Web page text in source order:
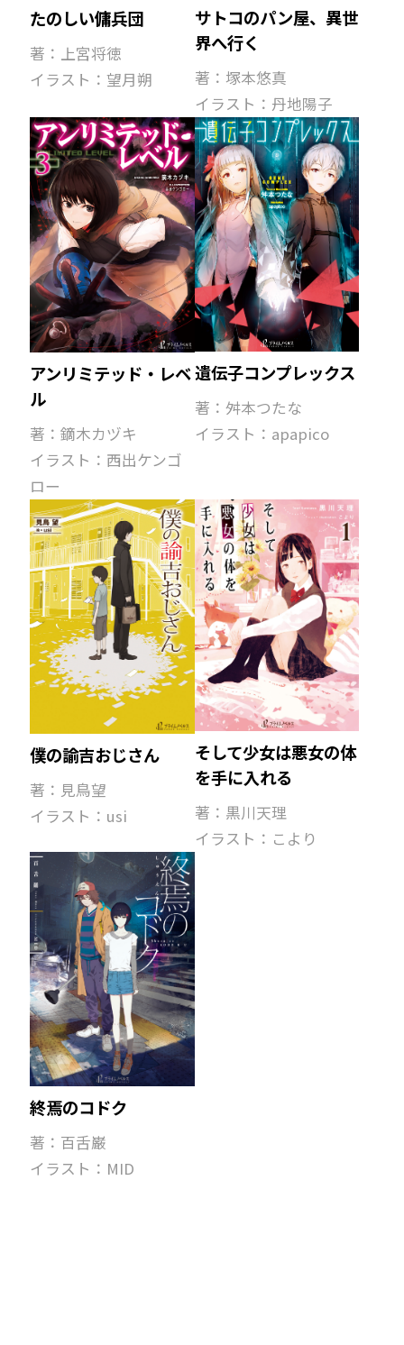
たのしい傭兵団
著：上宮将徳
イラスト：望月朔
サトコのパン屋、異世
界へ行く
著：塚本悠真
イラスト：丹地陽子
アンリミテッド・レベ
ル
著：鏑木カヅキ
イラスト：西出ケンゴ
ロー
遺伝子コンプレックス
著：舛本つたな
イラスト：apapico
僕の諭吉おじさん
著：見鳥望
イラスト：usi
そして少女は悪女の体
を手に入れる
著：黒川天理
イラスト：こより
終焉のコドク
著：百舌巌
イラスト：MID